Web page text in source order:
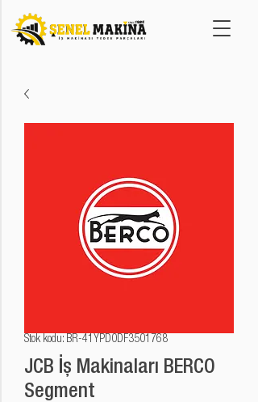
Stok kodu: BR-41YPD0DF3501768
JCB İş Makinaları BERCO
Segment